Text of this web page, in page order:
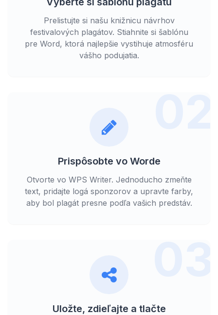
Prelistujte si našu knižnicu návrhov
festivalových plagátov. Stiahnite si šablónu
pre Word, ktorá najlepšie vystihuje atmosféru
vášho podujatia.
02
Prispôsobte vo Worde
Otvorte vo WPS Writer. Jednoducho zmeňte
text, pridajte logá sponzorov a upravte farby,
aby bol plagát presne podľa vašich predstáv.
03
Uložte, zdieľajte a tlačte